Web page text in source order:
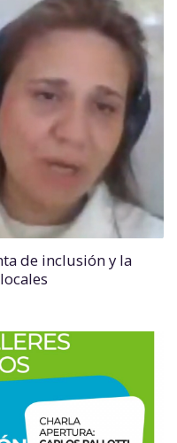
de inclusión y la